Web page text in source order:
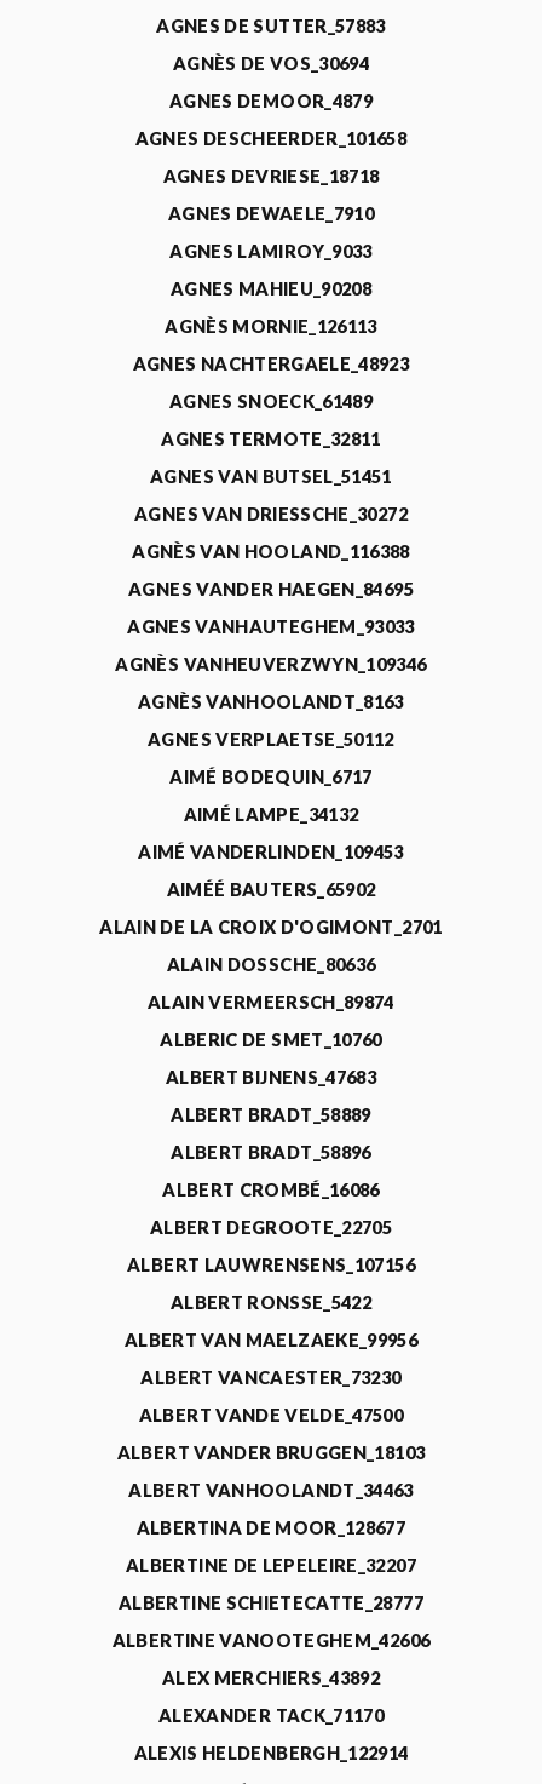
AGNES DE SUTTER_57883
AGNÈS DE VOS_30694
AGNES DEMOOR_4879
AGNES DESCHEERDER_101658
AGNES DEVRIESE_18718
AGNES DEWAELE_7910
AGNES LAMIROY_9033
AGNES MAHIEU_90208
AGNÈS MORNIE_126113
AGNES NACHTERGAELE_48923
AGNES SNOECK_61489
AGNES TERMOTE_32811
AGNES VAN BUTSEL_51451
AGNES VAN DRIESSCHE_30272
AGNÈS VAN HOOLAND_116388
AGNES VANDER HAEGEN_84695
AGNES VANHAUTEGHEM_93033
AGNÈS VANHEUVERZWYN_109346
AGNÈS VANHOOLANDT_8163
AGNES VERPLAETSE_50112
AIMÉ BODEQUIN_6717
AIMÉ LAMPE_34132
AIMÉ VANDERLINDEN_109453
AIMÉÉ BAUTERS_65902
ALAIN DE LA CROIX D'OGIMONT_2701
ALAIN DOSSCHE_80636
ALAIN VERMEERSCH_89874
ALBERIC DE SMET_10760
ALBERT BIJNENS_47683
ALBERT BRADT_58889
ALBERT BRADT_58896
ALBERT CROMBÉ_16086
ALBERT DEGROOTE_22705
ALBERT LAUWRENSENS_107156
ALBERT RONSSE_5422
ALBERT VAN MAELZAEKE_99956
ALBERT VANCAESTER_73230
ALBERT VANDE VELDE_47500
ALBERT VANDER BRUGGEN_18103
ALBERT VANHOOLANDT_34463
ALBERTINA DE MOOR_128677
ALBERTINE DE LEPELEIRE_32207
ALBERTINE SCHIETECATTE_28777
ALBERTINE VANOOTEGHEM_42606
ALEX MERCHIERS_43892
ALEXANDER TACK_71170
ALEXIS HELDENBERGH_122914